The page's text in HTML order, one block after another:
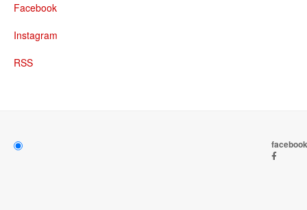
Facebook
Instagram
RSS
facebook